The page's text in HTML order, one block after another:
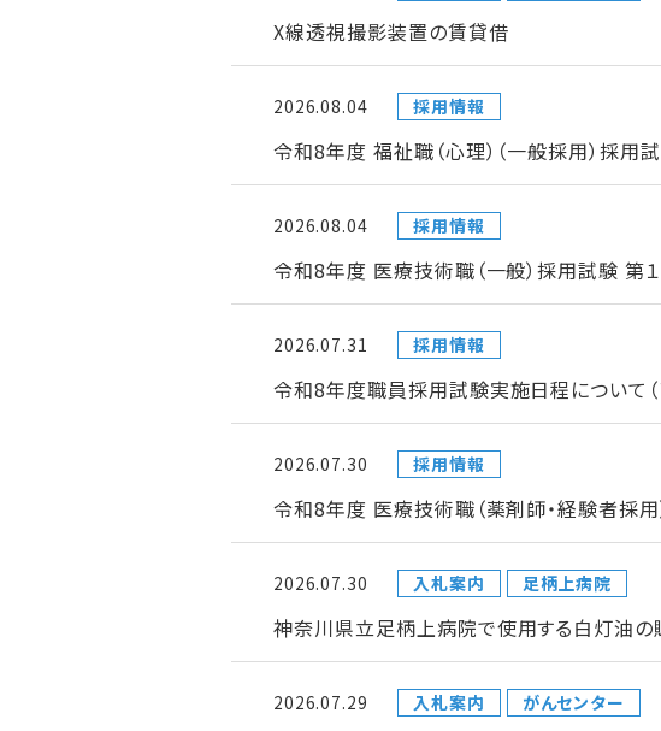
X線透視撮影装置の賃貸借
2026.08.04 採用情報
令和8年度 福祉職（心理）（一般採用）採
2026.08.04 採用情報
令和8年度 医療技術職（一般）採用試験 第
2026.07.31 採用情報
令和8年度職員採用試験実施日程について（
2026.07.30 採用情報
令和8年度 医療技術職（薬剤師・経験者採用
2026.07.30 入札案内 足柄上病院
神奈川県立足柄上病院で使用する白灯油の
2026.07.29 入札案内 がんセンター